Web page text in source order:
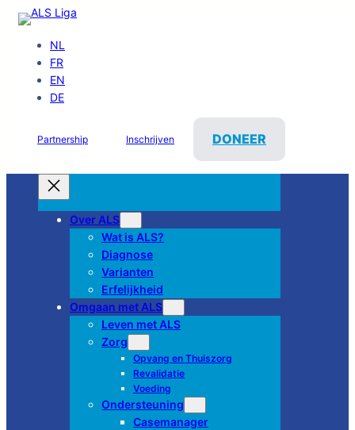
NL
FR
EN
DE
Partnership Inschrijven DONEER
Over ALS
Wat is ALS?
Diagnose
Varianten
Erfelijkheid
Omgaan met ALS
Leven met ALS
Zorg
Opvang en Thuiszorg
Revalidatie
Voeding
Ondersteuning
Casemanager